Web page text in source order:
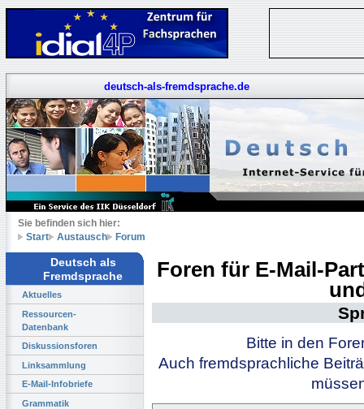
deutsch-als-fremdsprache.de
Sie befinden sich hier:
Start
Austausch Forum
Deutsch als
Fremdsprache
Aktuelles
Ressourcen-
Datenbank
Diskussionsforen
Linksammlung
E-Mail-Infobriefe
Grammatik
Foren für E-Mail-
Bitte in den
Auch fremdsprachliche